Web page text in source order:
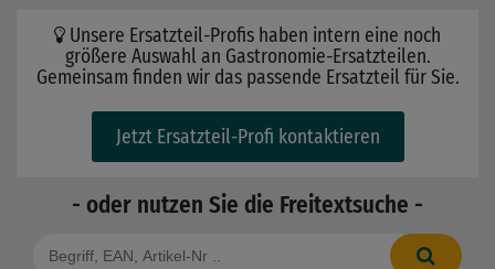
Unsere Ersatzteil-Profis haben intern eine noch
größere Auswahl an Gastronomie-Ersatzteilen.
Gemeinsam finden wir das passende Ersatzteil für Sie.
Jetzt Ersatzteil-Profi kontaktieren
- oder nutzen Sie die Freitextsuche -